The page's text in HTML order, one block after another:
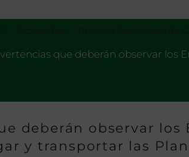
que deberán observar los
deberán observar los
y transportar las